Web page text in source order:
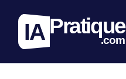
IA Pratique
.com